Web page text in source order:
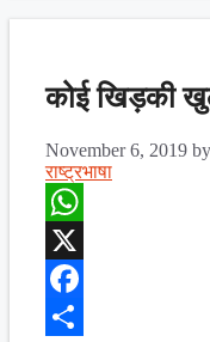
कोई खिड़की
November 6, 2019
राष्ट्रभाषा
WhatsApp
X
Facebook